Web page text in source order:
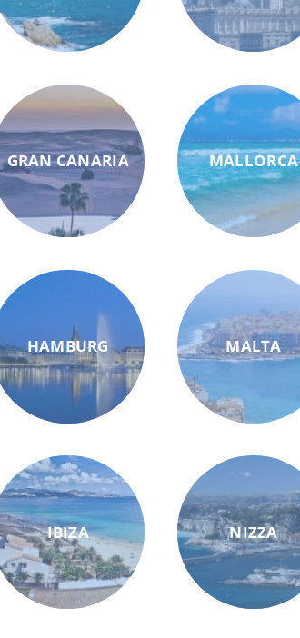
GRAN CANARIA
HAMBURG
IBIZA
MALLORCA
MALTA
NIZZA